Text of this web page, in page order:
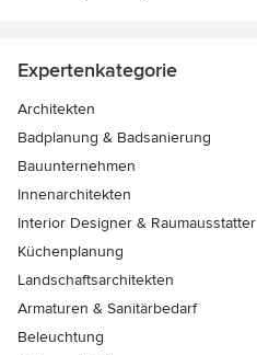
Expertenkategorie
Architekten
Badplanung & Badsanierung
Bauunternehmen
Innenarchitekten
Interior Designer & Raumausstatter
Küchenplanung
Landschaftsarchitekten
Armaturen & Sanitärbedarf
Beleuchtung